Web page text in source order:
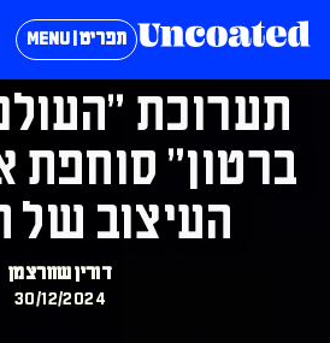
תפריט | MENU
תערוכת
ברטון״ סוחפת
העיצוב של
דורין שוורצמן
30/12/2024